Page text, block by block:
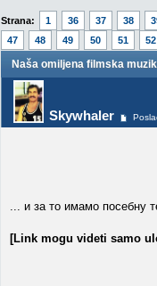
Strana: 1 36 37 38
47
48 49 50 51 52
Naša omiljena filmska
Skywhaler
... и за то имамо посебну
[Link mogu videti samo